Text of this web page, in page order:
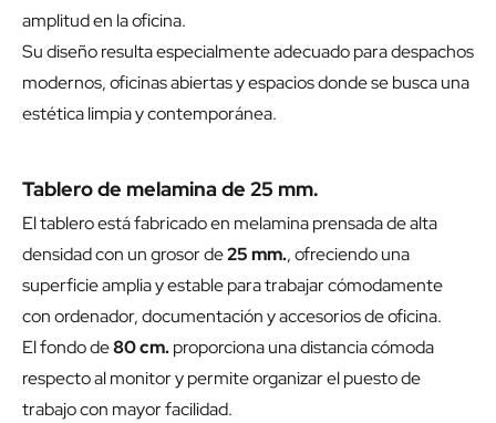
amplitud en la oficina.
Su diseño resulta especialmente adecuado para despachos
modernos, oficinas abiertas y espacios donde se busca una
estética limpia y contemporánea.
Tablero de melamina de 25 mm.
El tablero está fabricado en melamina prensada de alta
densidad con un grosor de25 mm., ofreciendo una
superficie amplia y estable para trabajar cómodamente
con ordenador, documentación y accesorios de oficina.
El fondo de80 cm.proporciona una distancia cómoda
respecto al monitor y permite organizar el puesto de
trabajo con mayor facilidad.